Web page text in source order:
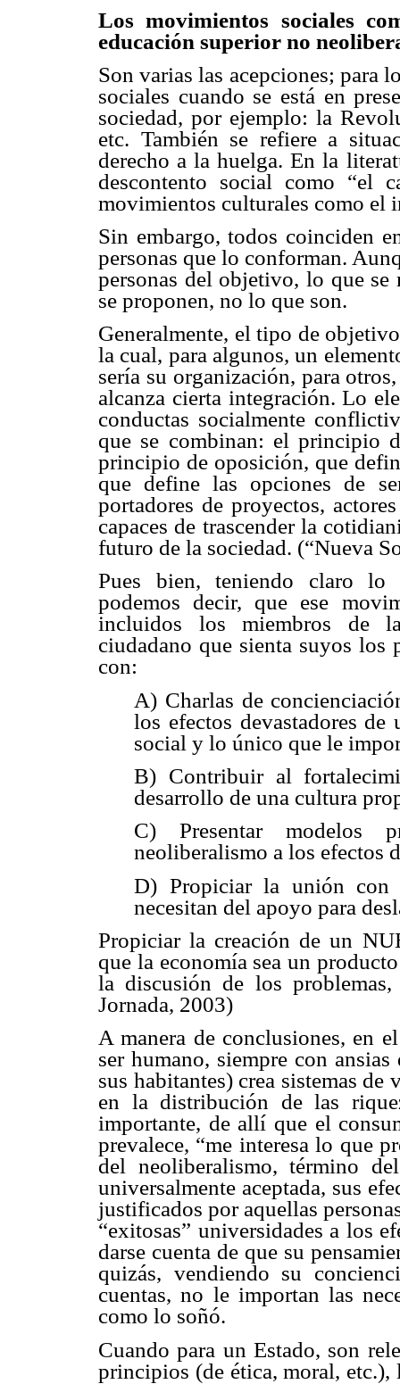
Los movimientos sociales
educación superior no
Son varias las acepciones; para
sociales cuando se está en
sociedad, por ejemplo: la
etc. También se refiere a
derecho a la huelga. En la
descontento social como “el
movimientos culturales como el
Sin embargo, todos coinciden
personas que lo conforman.
personas del objetivo, lo que
se proponen, no lo que son.
Generalmente, el tipo de
la cual, para algunos, un
sería su organización, para
alcanza cierta integración. Lo
conductas socialmente
que se combinan: el principio
principio de oposición, que
que define las opciones de
portadores de proyectos,
capaces de trascender la
futuro de la sociedad. (“Nueva
Pues bien, teniendo claro lo
podemos decir, que ese
incluidos los miembros de
ciudadano que sienta suyos los
con:
A) Charlas de
los efectos devastadores
social y lo único que le
B) Contribuir al
desarrollo de una cultura
C) Presentar modelos
neoliberalismo a los efectos
D) Propiciar la unión con
necesitan del apoyo para
Propiciar la creación de un
que la economía sea un
la discusión de los
Jornada, 2003)
A manera de conclusiones, en
ser humano, siempre con
sus habitantes) crea sistemas
en la distribución de las
importante, de allí que el
prevalece, “me interesa lo que
del neoliberalismo, término
universalmente aceptada, sus
justificados por aquellas
“exitosas” universidades a los
darse cuenta de que su
quizás, vendiendo su
cuentas, no le importan las
como lo soñó.
Cuando para un Estado, son
principios (de ética, moral,